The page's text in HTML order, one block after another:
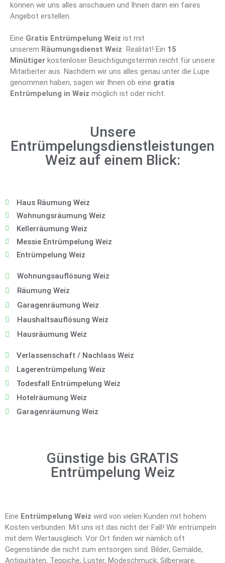
können wir uns alles anschauen und Ihnen dann ein faires
Angebot erstellen.
Eine Gratis Entrümpelung Weiz ist mit
unserem Räumungsdienst Weiz Realität! Ein 15
Minütiger kostenloser Besichtigungstermin reicht für unsere
Mitarbeiter aus. Nachdem wir uns alles genau unter die Lupe
genommen haben, sagen wir Ihnen ob eine gratis
Entrümpelung in Weiz möglich ist oder nicht.
Unsere
Entrümpelungsdienstleistungen
Weiz auf einem Blick:
Haus Räumung Weiz
Wohnungsräumung Weiz
Kellerräumung Weiz
Messie Entrümpelung Weiz
Entrümpelung Weiz
Wohnungsauflösung Weiz
Räumung Weiz
Garagenräumung Weiz
Haushaltsauflösung Weiz
Hausräumung Weiz
Verlassenschaft / Nachlass Weiz
Lagerentrümpelung Weiz
Todesfall Entrümpelung Weiz
Hotelräumung Weiz
Garagenräumung Weiz
Günstige bis GRATIS
Entrümpelung Weiz
Eine Entrümpelung Weiz wird von vielen Kunden mit hohem
Kosten verbunden. Mit uns ist das nicht der Fall! Wir entrümpeln
mit dem Wertausgleich. Vor Ort finden wir nämlich oft
Gegenstände die nicht zum entsorgen sind. Bilder, Gemälde,
Antiquitäten, Teppiche, Luster, Modeschmuck, Silberware,